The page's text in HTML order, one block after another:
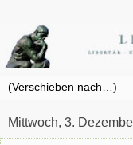
Mittwoch, 3.